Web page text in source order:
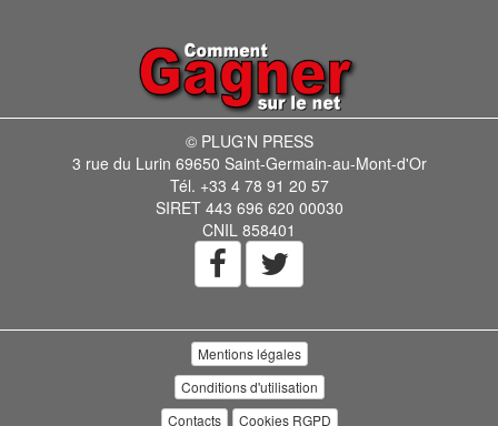
© PLUG'N PRESS
3 rue du Lurin 69650 Saint-Germain-au-Mont-d'Or
Tél. +33 4 78 91 20 57
SIRET 443 696 620 00030
CNIL 858401
Mentions légales
Conditions d'utilisation
Contacts
Cookies RGPD